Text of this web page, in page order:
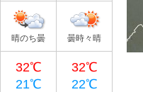
晴のち曇 曇時々晴
32℃
21℃
32℃
22℃